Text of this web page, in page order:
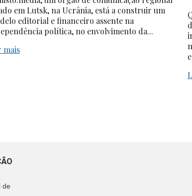
em Lutsk, na Ucrânia, está a construir um
editorial e financeiro assente na
política, no envolvimento da...
mais
de